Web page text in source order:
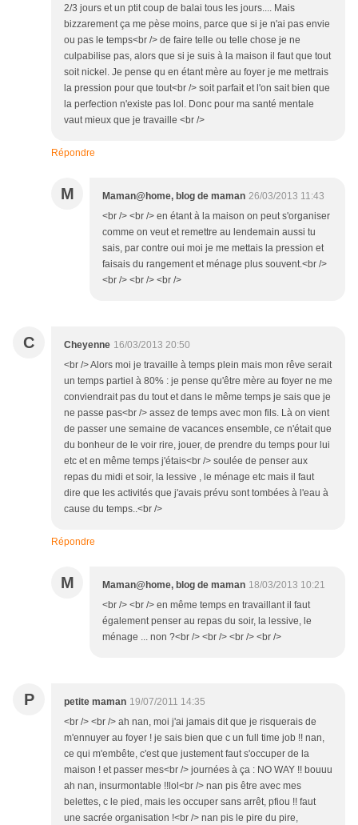
2/3 jours et un ptit coup de balai tous les jours.... Mais
bizzarement ça me pèse moins, parce que si je n'ai pas envie
ou pas le temps<br /> de faire telle ou telle chose je ne
culpabilise pas, alors que si je suis à la maison il faut que tout
soit nickel. Je pense qu en étant mère au foyer je me mettrais
la pression pour que tout<br /> soit parfait et l'on sait bien que
la perfection n'existe pas lol. Donc pour ma santé mentale
vaut mieux que je travaille <br />
Répondre
M Maman@home, blog de maman 26/03/2013 11:43
<br /> <br /> en étant à la maison on peut s'organiser
comme on veut et remettre au lendemain aussi tu
sais, par contre oui moi je me mettais la pression et
faisais du rangement et ménage plus souvent.<br />
<br /> <br /> <br />
C Cheyenne 16/03/2013 20:50
<br /> Alors moi je travaille à temps plein mais mon rêve serait
un temps partiel à 80% : je pense qu'être mère au foyer ne me
conviendrait pas du tout et dans le même temps je sais que je
ne passe pas<br /> assez de temps avec mon fils. Là on vient
de passer une semaine de vacances ensemble, ce n'était que
du bonheur de le voir rire, jouer, de prendre du temps pour lui
etc et en même temps j'étais<br /> soulée de penser aux
repas du midi et soir, la lessive , le ménage etc mais il faut
dire que les activités que j'avais prévu sont tombées à l'eau à
cause du temps..<br />
Répondre
M Maman@home, blog de maman 18/03/2013 10:21
<br /> <br /> en même temps en travaillant il faut
également penser au repas du soir, la lessive, le
ménage ... non ?<br /> <br /> <br /> <br />
P petite maman 19/07/2011 14:35
<br /> <br /> ah nan, moi j'ai jamais dit que je risquerais de
m'ennuyer au foyer ! je sais bien que c un full time job !! nan,
ce qui m'embête, c'est que justement faut s'occuper de la
maison ! et passer mes<br /> journées à ça : NO WAY !! bouuu
ah nan, insurmontable !!lol<br /> nan pis être avec mes
belettes, c le pied, mais les occuper sans arrêt, pfiou !! faut
une sacrée organisation !<br /> nan pis le pire du pire,